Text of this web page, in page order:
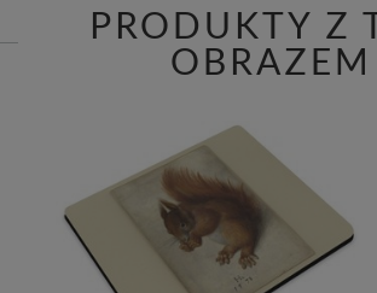
PRODUKTY Z
OBRAZEM